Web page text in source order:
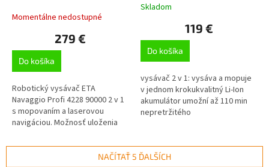
Momentálne nedostupné
279 €
Do košíka
Robotický vysávač ETA
Navaggio Profi 4228 90000 2 v 1
s mopovaním a laserovou
navigáciou. Možnosť uloženia
výdrž až 200 minút
Priemerné
je
5,0
z
5
hviezdičiek.
Skladom
119 €
Do košíka
vysávač 2 v 1: vysáva a mopuje
v jednom krokukvalitný Li-Ion
akumulátor umožní až 110 min
nepretržitého
pomocou mobilného...
NAČÍTAŤ 5 ĎALŠÍCH